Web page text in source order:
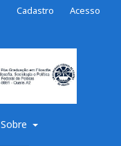
Sobre
Cadastro Acesso